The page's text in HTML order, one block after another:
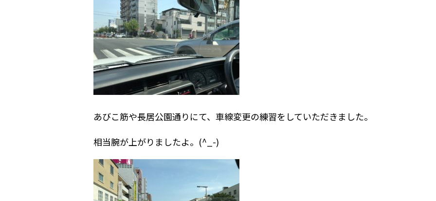
あびこ筋や長居公園通りにて、車線変更の練習をしていただきました。
相当腕が上がりましたよ。(^_-)